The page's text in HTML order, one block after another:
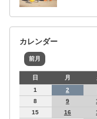
カレンダー
前月
日 月
1
2
8
9
15
16